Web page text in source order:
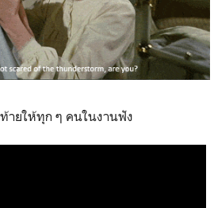
ายให้ทุก ๆ คนในงานฟัง